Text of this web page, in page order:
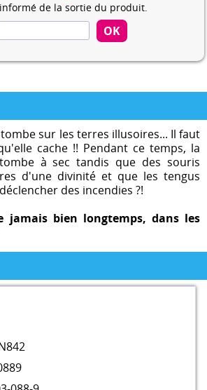
de la sortie du produit.
sur les terres illusoires... Il faut
cache !! Pendant ce temps, la
à sec tandis que des souris
d'une divinité et que les tengus
des incendies ?!
jamais bien longtemps, dans les